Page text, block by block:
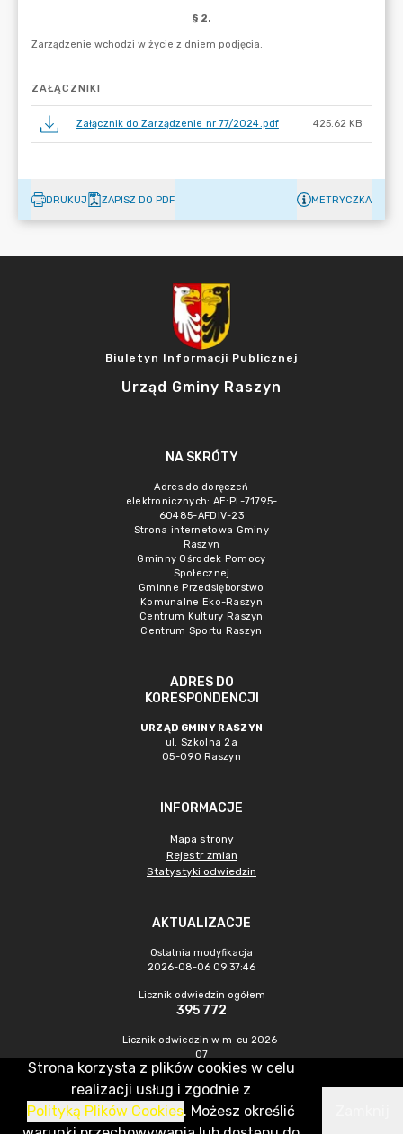
ZAŁĄCZNIKI
Załącznik do Zarządzenie nr 77/2024.pdf 425.62 KB
DRUKUJ ZAPISZ DO PDF METRYCZKA
Biuletyn Informacji Publicznej
Urząd Gminy Raszyn
NA SKRÓTY
Adres do doręczeń
elektronicznych: AE:PL-71795-
60485-AFDIV-23
Strona internetowa Gminy
Raszyn
Gminny Ośrodek Pomocy
Społecznej
Gminne Przedsięborstwo
Komunalne Eko-Raszyn
Centrum Kultury Raszyn
Centrum Sportu Raszyn
ADRES DO
KORESPONDENCJI
URZĄD GMINY RASZYN
ul. Szkolna 2a
05-090 Raszyn
INFORMACJE
Mapa strony
Rejestr zmian
Statystyki odwiedzin
AKTUALIZACJE
Ostatnia modyfikacja
2026-08-06 09:37:46
Licznik odwiedzin ogółem
395 772
Licznik odwiedzin w m-cu 2026-
07
1 083
CMS & Hosting: Nefeni Sp. z o.o.
Strona korzysta z plików cookies w celu
realizacji usług i zgodnie z
Polityką Plików Cookies. Możesz określić